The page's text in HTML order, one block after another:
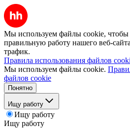
Мы используем файлы cookie, чтобы
правильную работу нашего веб-
трафик.
Правила использования файлов
Мы используем файлы cookie.
файлов cookie
Понятно
Ищу работу
Ищу работу
Ищу работу